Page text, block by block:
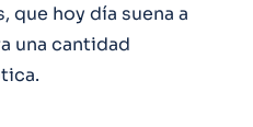
que hoy día suena a
una cantidad